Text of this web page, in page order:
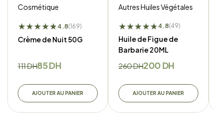
Cosmétique
★★★★★
★4.8(169)
Crème de Nuit 50G
111DH85DH
AJOUTER AU PANIER
Autres Huiles Végétales
★★★★★
★4.8(49)
Huile de Figue de
Barbarie 20ML
260DH200 DH
AJOUTER AU PANIER